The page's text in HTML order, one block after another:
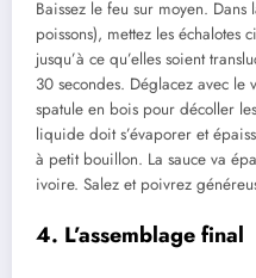
Baissez le feu sur moyen.
poissons), mettez les échalotes
jusqu’à ce qu’elles soient
30 secondes. Déglacez avec
spatule en bois pour décoller
liquide doit s’évaporer et
à petit bouillon. La sauce va
ivoire. Salez et poivrez
4. L’assemblage final